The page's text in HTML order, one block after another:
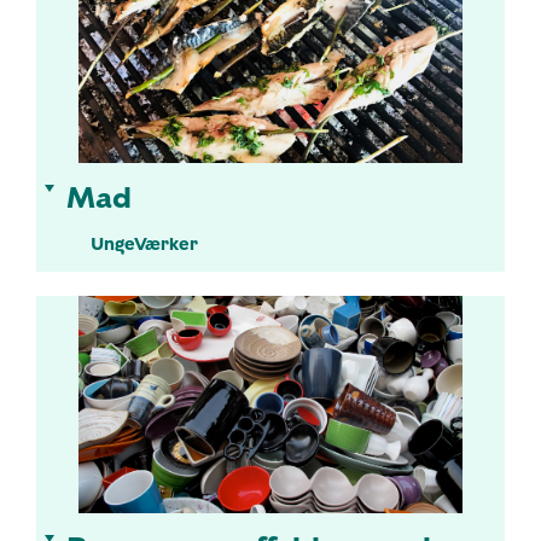
Mad
UngeVærker